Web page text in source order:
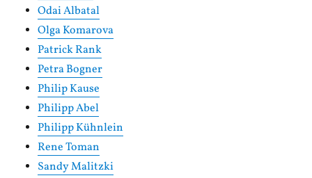
Odai Albatal
Olga Komarova
Patrick Rank
Petra Bogner
Philip Kause
Philipp Abel
Philipp Kühnlein
Rene Toman
Sandy Malitzki